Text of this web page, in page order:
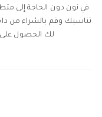
في نون دون الحاجة إلى
تناسبك وقم بالشراء من
لك الحصول على